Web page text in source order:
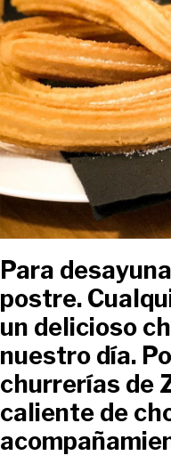
Para
postre.
un delicioso
nuestro día.
churrerías de
caliente de